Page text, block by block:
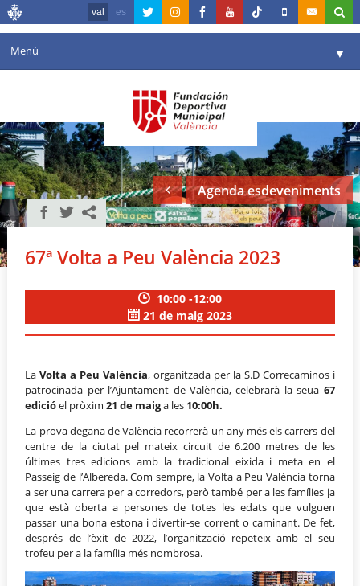
val es
Menú ▼
Agenda
Instal·lacions ▼
Comunicació ▼
València en esport
Portal de Transparència
Agenda esdeveniments
67ª Volta a Peu València 2023
10:00 -12:00
21 de maig 2023
LaVolta a Peu València, organitzada per la S.D Correcaminos i
patrocinada per l’Ajuntament de València, celebrarà la seua 67
edicióel pròxim21 de maiga les 10:00h.
La prova degana de València recorrerà un any més els carrers del
centre de la ciutat pel mateix circuit de 6.200 metres de les
últimes tres edicions amb la tradicional eixida i meta en el
Passeig de l’Albereda. Com sempre, la Volta a Peu València torna
a ser una carrera per a corredors, però també per a les famílies ja
que està oberta a persones de totes les edats que vulguen
passar una bona estona i divertir-se corrent o caminant. De fet,
després de l’èxit de 2022, l’organització repeteix amb el seu
trofeu per a la família més nombrosa.